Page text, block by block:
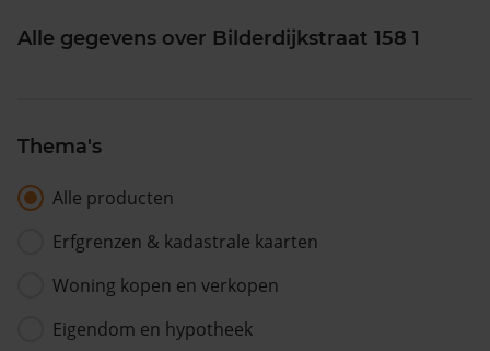
Alle gegevens over Bilderdijkstraat 158 1
Thema's
Alle producten
Erfgrenzen & kadastrale kaarten
Woning kopen en verkopen
Eigendom en hypotheek